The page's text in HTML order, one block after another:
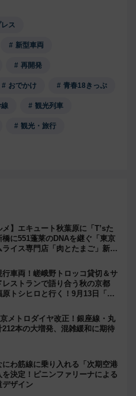
ス
新型車両
再開発
おでかけ 青春18きっぷ
線 観光列車
観光・旅行
メ】エキュート秋葉原に「T’sた
に551蓬莱のDNAを継ぐ「東京
ライス専門店「肉とたまご」新グ
行車両！嵯峨野トロッコ貸切＆サ
レストランで語り合う秋の京都
トシヒロと行く！9月13日「京
メトロダイヤ改正！銀座線・丸
212本の大増発、混雑緩和に期待
にわ筋線に乗り入れる「次期空港
決定！ピニンファリーナによる
デザイン